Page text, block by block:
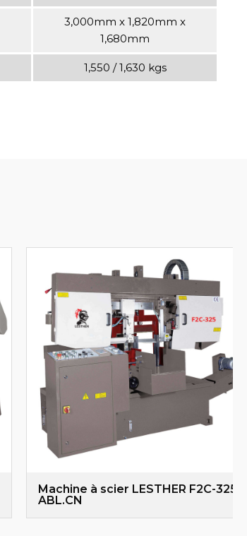
3,000mm x 1,820mm x
1,680mm
1,550 / 1,630 kgs
Machine à scier LESTHER F2C-325
ABL.CN